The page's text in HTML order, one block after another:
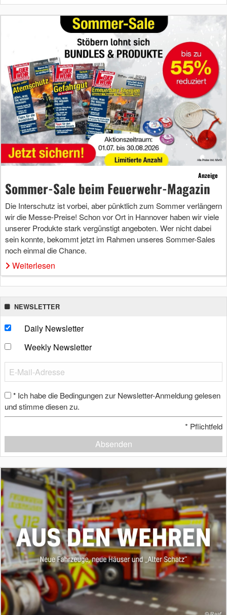
Anzeige
Sommer-Sale beim Feuerwehr-Magazin
Die Interschutz ist vorbei, aber pünktlich zum Sommer verlängern
wir die Messe-Preise! Schon vor Ort in Hannover haben wir viele
unserer Produkte stark vergünstigt angeboten. Wer nicht dabei
sein konnte, bekommt jetzt im Rahmen unseres Sommer-Sales
noch einmal die Chance.
Weiterlesen
NEWSLETTER
Daily Newsletter
Weekly Newsletter
* Ich habe die Bedingungen zur Newsletter-Anmeldung gelesen
und stimme diesen zu.
* Pflichtfeld
Absenden